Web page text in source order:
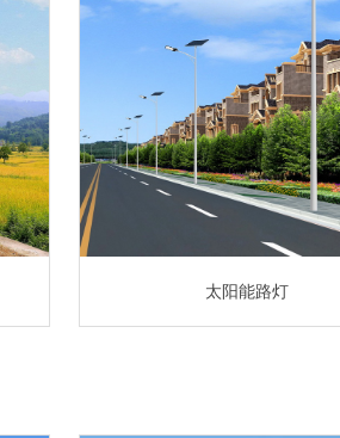
太阳能路灯